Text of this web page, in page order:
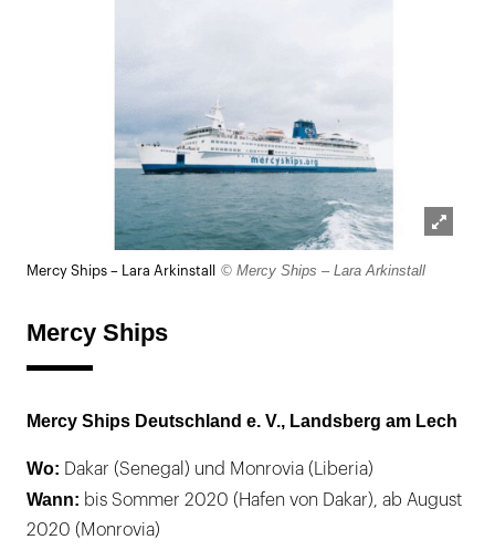
Mercy Ships – Lara Arkinstall © Mercy Ships – Lara Arkinstall
Mercy Ships
Mercy Ships Deutschland e. V., Landsberg am Lech
Wo: Dakar (Senegal) und Monrovia (Liberia)
Wann: bis Sommer 2020 (Hafen von Dakar), ab August
2020 (Monrovia)